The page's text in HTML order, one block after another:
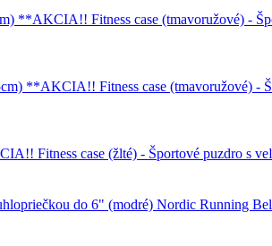
Fitness case (tmavoružové) -
Fitness case (tmavoružové)
Fitness case (žlté) - Športové puzdro
Nordic Running